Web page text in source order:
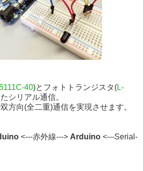
40)とフォトトランジスタ(L-
シリアル通信。
方向(全二重)通信を実現させます。
<---赤外線---> Arduino <---Serial-